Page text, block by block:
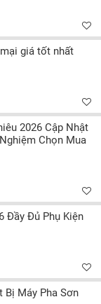
giá tốt nhất
2026 Cập Nhật
Chọn Mua
Đầy Đủ Phụ Kiện
Bị Máy Pha Sơn